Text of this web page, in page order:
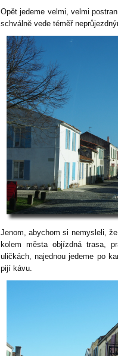
Opět jedeme velmi, velmi
schválně vede téměř
Jenom, abychom si nemysleli,
kolem města objízdná trasa,
uličkách, najednou jedeme po
pijí kávu.